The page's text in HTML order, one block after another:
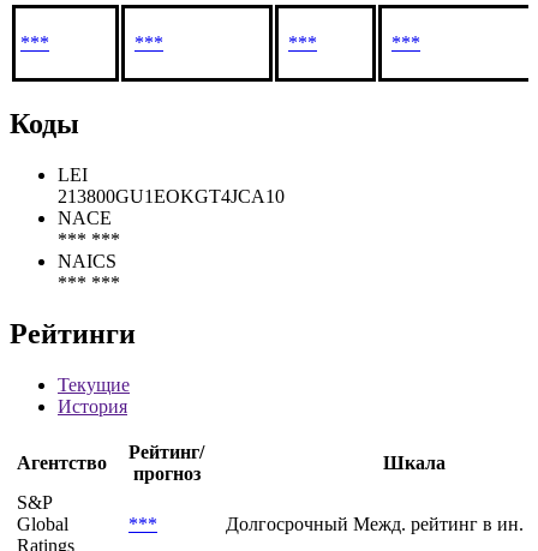
*** *** *** ***
Коды
LEI
213800GU1EOKGT4JCA10
NACE
*** ***
NAICS
*** ***
Рейтинги
Текущие
История
Агентство
Рейтинг/
прогноз
Шкала
S&P
Global
Ratings
*** Долгосрочный Межд. рейтинг в ин.